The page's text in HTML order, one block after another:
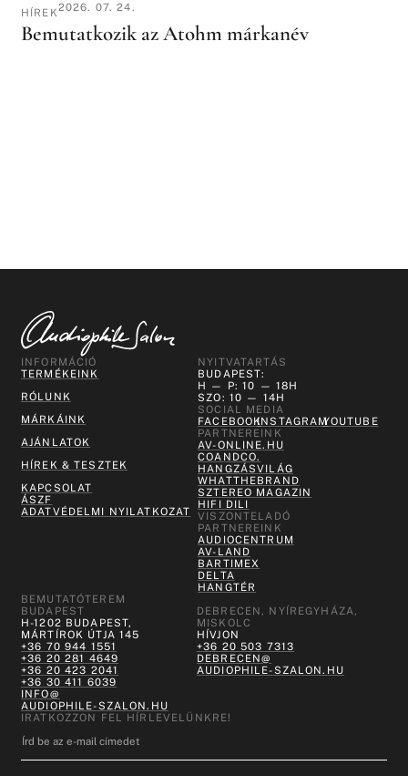
HÍREK2026. 07. 24.
Bemutatkozik az Atohm márkanév
INFORMÁCIÓ
TERMÉKEINK
RÓLUNK
MÁRKÁINK
AJÁNLATOK
HÍREK & TESZTEK
KAPCSOLAT
ÁSZF
ADATVÉDELMI NYILATKOZAT
NYITVATARTÁS
BUDAPEST:
H — P: 10 — 18H
SZO: 10 — 14H
SOCIAL MEDIA
FACEBOOKINSTAGRAMYOUTUBE
PARTNEREINK
AV-ONLINE.HU
COANDCO.
HANGZÁSVILÁG
WHATTHEBRAND
SZTEREO MAGAZIN
HIFI DILI
VISZONTELADÓ
PARTNEREINK
AUDIOCENTRUM
AV-LAND
BARTIMEX
DELTA
HANGTÉR
BEMUTATÓTEREM
BUDAPEST
H-1202 BUDAPEST,
MÁRTÍROK ÚTJA 145
+36 70 944 1551
+36 20 281 4649
+36 20 423 2041
+36 30 411 6039
INFO@
AUDIOPHILE-SZALON.HU
DEBRECEN, NYÍREGYHÁZA,
MISKOLC
HÍVJON
+36 20 503 7313
DEBRECEN@
AUDIOPHILE-SZALON.HU
IRATKOZZON FEL HÍRLEVELÜNKRE!